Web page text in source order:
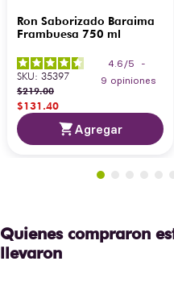
Ron Saborizado Baraima
Frambuesa 750 ml
4.6 /5
-
9 opiniones
SKU: 35397
$219.00
$131.40
Agregar
Quienes compraron
llevaron